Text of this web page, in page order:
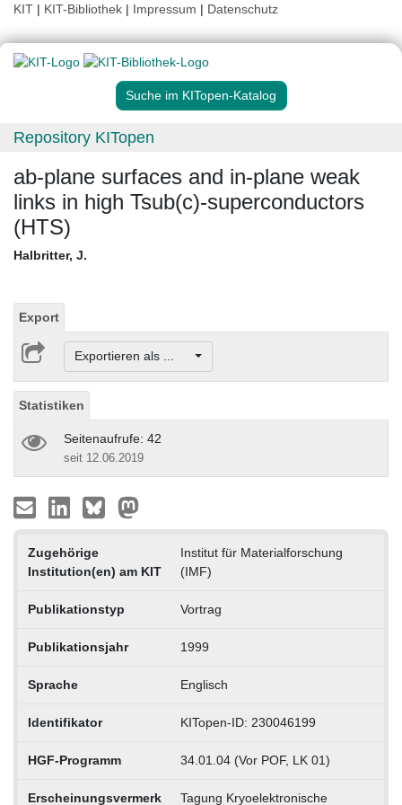
KIT | KIT-Bibliothek | Impressum | Datenschutz
Suche im KITopen-Katalog
Repository KITopen
ab-plane surfaces and in-plane weak
links in high Tsub(c)-superconductors
(HTS)
Halbritter, J.
Export
Exportieren als ...
Statistiken
Seitenaufrufe: 42
seit 12.06.2019
Zugehörige
Institution(en) am KIT
Institut für Materialforschung
(IMF)
Publikationstyp Vortrag
Publikationsjahr 1999
Sprache Englisch
Identifikator KITopen-ID: 230046199
HGF-Programm 34.01.04 (Vor POF, LK 01)
Erscheinungsvermerk Tagung Kryoelektronische